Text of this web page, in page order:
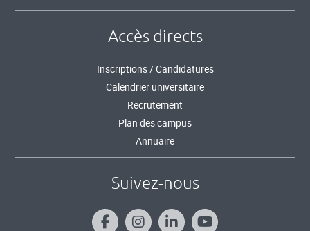
Accès directs
Inscriptions / Candidatures
Calendrier universitaire
Recrutement
Plan des campus
Annuaire
Suivez-nous